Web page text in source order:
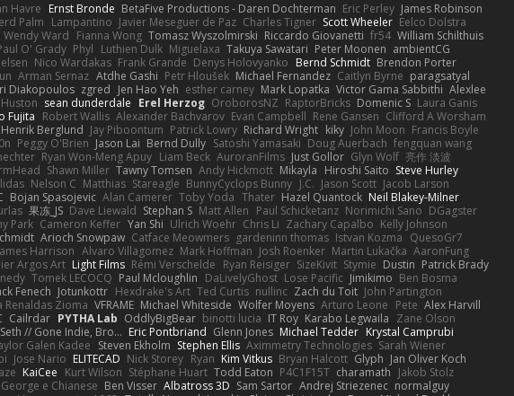
Havre Ernst Bronde BetaFive Productions - Daren Dochterman Eric Perley James Robinson
Palm Lampantino Javier Meseguer de Paz Charles Tigner Scott Wheeler Eelco Dolstra
Wendy Ward Fianna Wong Tomasz Wyszolmirski Riccardo Giovanetti fr54 William Schilthuis
O' Grady Phyl Luthien Dulk Miguelaxa Takuya Sawatari Peter Moonen ambientCG
Nico Wardakas Frank Grande Denys Holovyanko Bernd Schmidt Brendon Porter
Arman Sernaz Atdhe Gashi Petr Hloušek Michael Fernandez Caitlyn Byrne paragsatyal
Diakopoulos zgred Jen Hao Yeh esther carney Mark Lopatka Victor Gama Sabbithi Alexlee
sean dunderdale Erel Herzog OroborosNZ RaptorBricks Domenic S Laura Ganis
Fujita Robert Wallis Alexander Bachvarov Evan Campbell Rene Gansen Clifford A Worsham
Henrik Berglund Jay Piboontum Patrick Lowry Richard Wright kiky John Moon Francis Boyle
Peggy O'Brien Jason Lai Bernd Dully Satoshi Yamasaki Doug Auerbach fengquan wang
Ryan Won-Meng Apuy Liam Beck AuroranFilms Just Gollor Glyn Wolf 亮作 淡波
Shawn Miller Tawny Tomsen Andy Hickmott Mikayla Hiroshi Saito Steve Hurley
Nelson C Matthias Stareagle BunnyCyclops Bunny J.C. Jason Scott Jacob Larson
Bojan Spasojevic Alan Camerer Toby Yoda Thater Hazel Quantock Neil Blakey-Milner
果冻_JS Dave Liewald Stephan S Matt Allen Paul Schicketanz Norimichi Sano DGagster
Park Cameron Keffer Yan Shi Ulrich Woehr Chris Li Zachary Capalbo Kelly Johnson
Arioch Snowpaw Catface Meowmers gardeninn thomas Istvan Kozma QuesoGr7
Harrison Alvaro Villagomez Mark Hoffman Josh Roenker Martin Lukačka AaronFung
Argos Art Light Films Rémi Verschelde Ryan Reisiger SizeKivit Stymie Dustin Patrick Brady
Tomek LECOCQ Paul Mcloughlin DaLivelyGhost Lose Pacific Jimikimo Ben Bosma
Fenech Jotunkottr Hexdrake's Art Ted Curtis nullinc Zach du Toit John Partington
Renaldas Zioma VFRAME Michael Whiteside Wolfer Moyens Arturo Leone Pete Alex Harvill
Cailrdar PYTHA Lab OddlyBigBear binotti lucia IT Roy Karabo Legwaila Zane Olson
Seth // Gone Indie, Bro... Eric Pontbriand Glenn Jones Michael Tedder Krystal Camprubi
Galen Kadee Steven Ekholm Stephen Ellis Aximmetry Technologies Sarah Wiener
Jose Nario ELITECAD Nick Storey Ryan Kim Vitkus Bryan Halcott Glyph Jan Oliver Koch
KaiCee Kurt Wilson Stéphane Huart Todd Eaton P4C1F15T charamath Jakob Stolz
George e Chianese Ben Visser Albatross 3D Sam Sartor Andrej Striezenec normalguy